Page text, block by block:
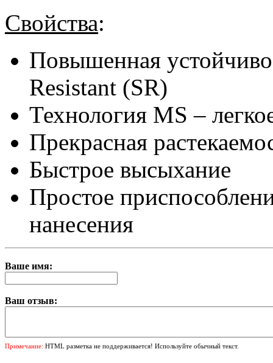
Свойства:
Повышенная
Resistant (SR)
Технология MS –
Прекрасная
Быстрое высыхание
Простое
нанесения
Ваше имя:
Ваш отзыв:
Примечание: HTML разметка не поддерживается! Используйте обычный текст.